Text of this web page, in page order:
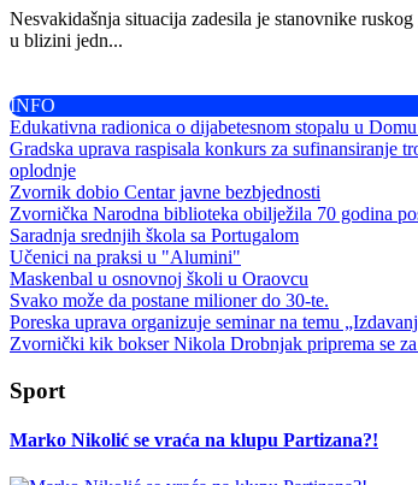
Nesvakidašnja situacija zadesila je stanovnike
u blizini jedn...
INFO
Edukativna radionica o dijabetesnom stopalu u
Gradska uprava raspisala konkurs za sufinansiranje
oplodnje
Zvornik dobio Centar javne bezbjednosti
Zvornička Narodna biblioteka obilježila 70 godina
Saradnja srednjih škola sa Portugalom
Učenici na praksi u "Alumini"
Maskenbal u osnovnoj školi u Oraovcu
Svako može da postane milioner do 30-te.
Poreska uprava organizuje seminar na temu
Zvornički kik bokser Nikola Drobnjak priprema se
Sport
Marko Nikolić se vraća na klupu Partizana?!